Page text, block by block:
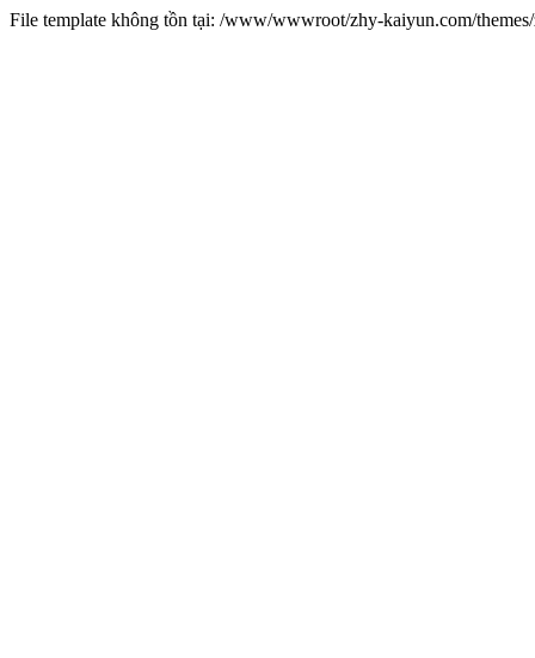
File template không tồn tại: /www/wwwroot/zhy-kaiyun.com/